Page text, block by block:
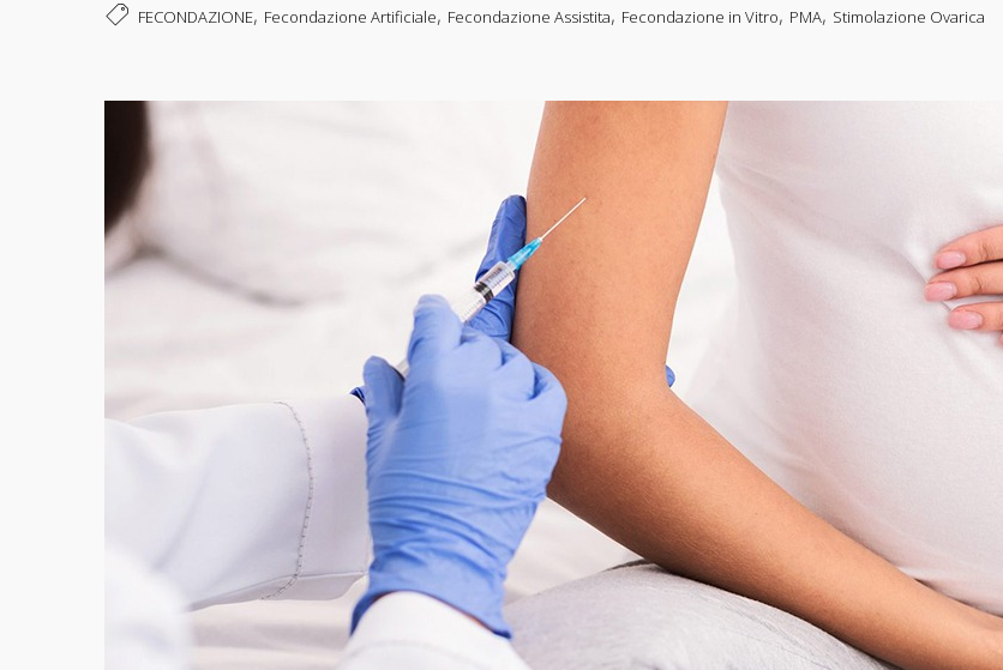
FECONDAZIONE, Fecondazione Artificiale, Fecondazione Assistita, Fecondazione in Vitro, PMA, Stimolazione Ovarica